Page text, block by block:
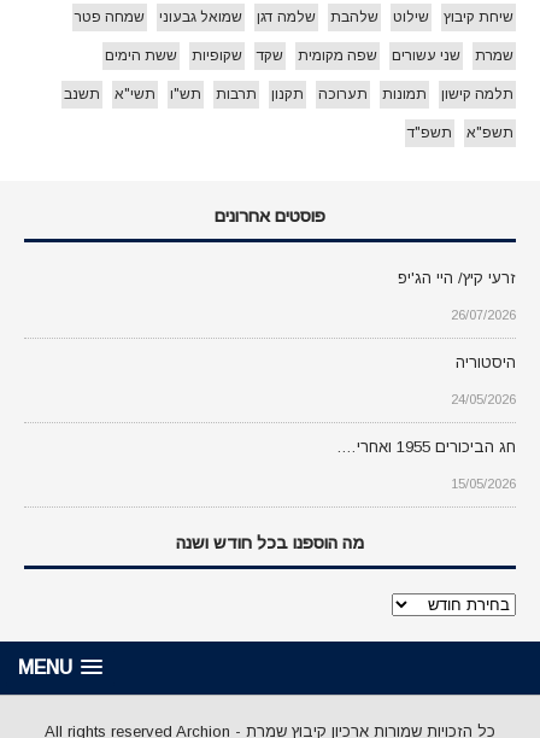
שיחת קיבוץ שילוט שלהבת שלמה דגן שמואל גבעוני שמחה פטר
שמרת שני עשורים שפה מקומית שקד שקופיות ששת הימים
תלמה קישון תמונות תערוכה תקנון תרבות תש"ו תשי"א תשנב
תשפ"א תשפ"ד
פוסטים אחרונים
זרעי קיץ/ היי הג'יפ
26/07/2026
היסטוריה
24/05/2026
חג הביכורים 1955 ואחרי….
15/05/2026
מה הוספנו בכל חודש ושנה
מה
ושנה
MENU
כל הזכויות שמורות ארכיון קיבוץ שמרת - All rights reserved Archion